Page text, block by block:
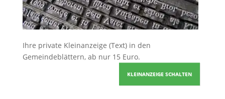
Ihre private Kleinanzeige (Text) in den
Gemeindeblättern, ab nur 15 Euro.
KLEINANZEIGE SCHALTEN